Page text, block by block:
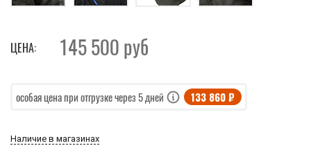
ЦЕНА: 145 500 руб
особая цена при отгрузке через 5 дней 133 860 ₽
Наличие в магазинах